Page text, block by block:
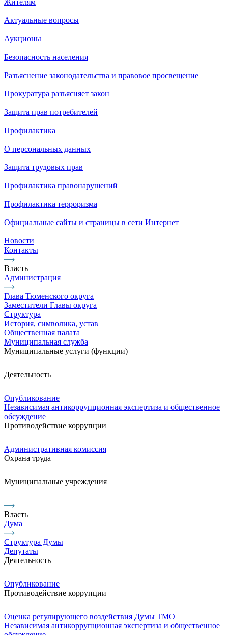
Жителям
Актуальные вопросы
Аукционы
Безопасность населения
Разъяснение законодательства и правовое просвещение
Прокуратура разъясняет закон
Защита прав потребителей
Профилактика
О персональных данных
Защита трудовых прав
Профилактика правонарушений
Профилактика терроризма
Официальные сайты и страницы в сети Интернет
Новости
Контакты
Власть
Администрация
Глава Тюменского округа
Заместители Главы округа
Структура
История, символика, устав
Общественная палата
Муниципальная служба
Муниципальные услуги (функции)
Деятельность
Опубликование
Независимая антикоррупционная экспертиза и общественное
обсуждение
Противодействие коррупции
Административная комиссия
Охрана труда
Муниципальные учреждения
Власть
Дума
Структура Думы
Депутаты
Деятельность
Опубликование
Противодействие коррупции
Оценка регулирующего воздействия Думы ТМО
Независимая антикоррупционная экспертиза и общественное